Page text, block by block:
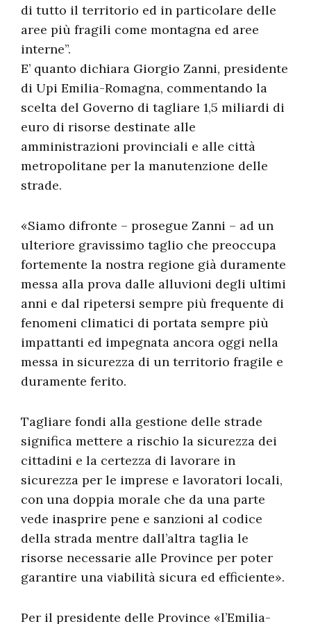
di tutto il territorio ed in particolare delle
aree più fragili come montagna ed aree
interne”.
E’ quanto dichiara Giorgio Zanni, presidente
di Upi Emilia-Romagna, commentando la
scelta del Governo di tagliare 1,5 miliardi di
euro di risorse destinate alle
amministrazioni provinciali e alle città
metropolitane per la manutenzione delle
strade.
«Siamo difronte – prosegue Zanni – ad un
ulteriore gravissimo taglio che preoccupa
fortemente la nostra regione già duramente
messa alla prova dalle alluvioni degli ultimi
anni e dal ripetersi sempre più frequente di
fenomeni climatici di portata sempre più
impattanti ed impegnata ancora oggi nella
messa in sicurezza di un territorio fragile e
duramente ferito.
Tagliare fondi alla gestione delle strade
significa mettere a rischio la sicurezza dei
cittadini e la certezza di lavorare in
sicurezza per le imprese e lavoratori locali,
con una doppia morale che da una parte
vede inasprire pene e sanzioni al codice
della strada mentre dall’altra taglia le
risorse necessarie alle Province per poter
garantire una viabilità sicura ed efficiente».
Per il presidente delle Province «l’Emilia-